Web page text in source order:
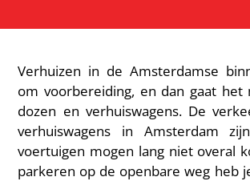
Verhuizen in de Amsterdamse
om voorbereiding, en dan gaat het
dozen en verhuiswagens. De
verhuiswagens in Amsterdam
voertuigen mogen lang niet overal
parkeren op de openbare weg heb